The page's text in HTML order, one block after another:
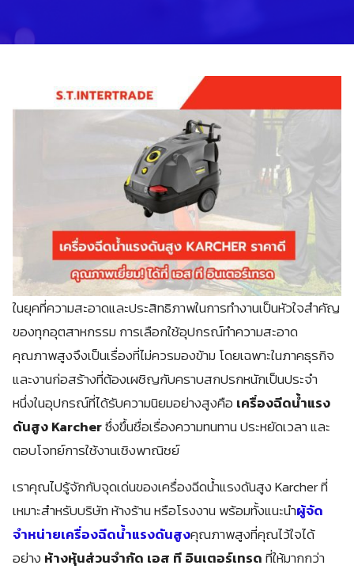
ในยุคที่ความสะอาดและประสิทธิภาพในการทำงานเป็นหัวใจสำคัญ
ของทุกอุตสาหกรรม การเลือกใช้อุปกรณ์ทำความสะอาด
คุณภาพสูงจึงเป็นเรื่องที่ไม่ควรมองข้าม โดยเฉพาะในภาคธุรกิจ
และงานก่อสร้างที่ต้องเผชิญกับคราบสกปรกหนักเป็นประจำ
หนึ่งในอุปกรณ์ที่ได้รับความนิยมอย่างสูงคือ เครื่องฉีดน้ำแรง
ดันสูง Karcherซึ่งขึ้นชื่อเรื่องความทนทาน ประหยัดเวลา และ
ตอบโจทย์การใช้งานเชิงพาณิชย์
เราคุณไปรู้จักกับจุดเด่นของเครื่องฉีดน้ำแรงดันสูง Karcher ที่
เหมาะสำหรับบริษัท ห้างร้าน หรือโรงงาน พร้อมทั้งแนะนำผู้จัด
จำหน่ายเครื่องฉีดน้ำแรงดันสูงคุณภาพสูงที่คุณไว้ใจได้
อย่าง ห้างหุ้นส่วนจำกัด เอส ที อินเตอร์เทรดที่ให้มากกว่า